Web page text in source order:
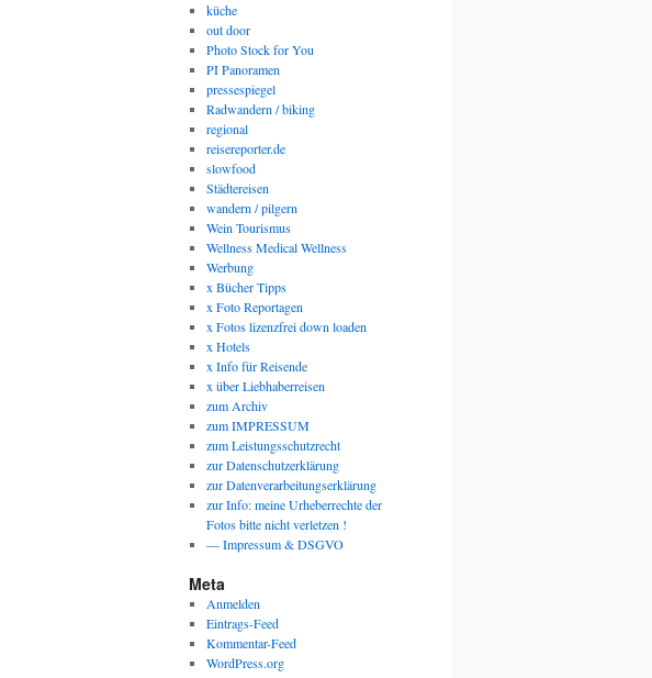
küche
out door
Photo Stock for You
PI Panoramen
pressespiegel
Radwandern / biking
regional
reisereporter.de
slowfood
Städtereisen
wandern / pilgern
Wein Tourismus
Wellness Medical Wellness
Werbung
x Bücher Tipps
x Foto Reportagen
x Fotos lizenzfrei down loaden
x Hotels
x Info für Reisende
x über Liebhaberreisen
zum Archiv
zum IMPRESSUM
zum Leistungsschutzrecht
zur Datenschutzerklärung
zur Datenverarbeitungserklärung
zur Info: meine Urheberrechte der
Fotos bitte nicht verletzen !
— Impressum & DSGVO
Meta
Anmelden
Eintrags-Feed
Kommentar-Feed
WordPress.org